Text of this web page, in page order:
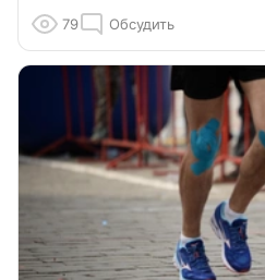
79 Обсудить